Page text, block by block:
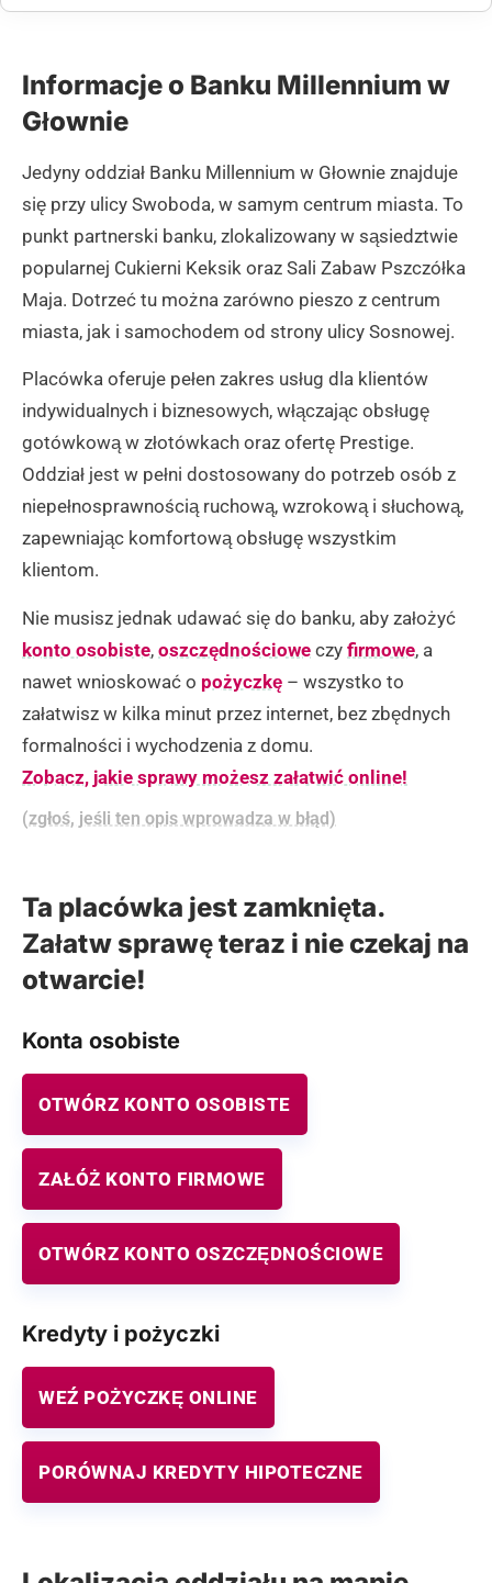
Informacje o Banku Millennium w
Głownie
Jedyny oddział Banku Millennium w Głownie znajduje
się przy ulicy Swoboda, w samym centrum miasta. To
punkt partnerski banku, zlokalizowany w sąsiedztwie
popularnej Cukierni Keksik oraz Sali Zabaw Pszczółka
Maja. Dotrzeć tu można zarówno pieszo z centrum
miasta, jak i samochodem od strony ulicy Sosnowej.
Placówka oferuje pełen zakres usług dla klientów
indywidualnych i biznesowych, włączając obsługę
gotówkową w złotówkach oraz ofertę Prestige.
Oddział jest w pełni dostosowany do potrzeb osób z
niepełnosprawnością ruchową, wzrokową i słuchową,
zapewniając komfortową obsługę wszystkim
klientom.
Nie musisz jednak udawać się do banku, aby założyć
konto osobiste, oszczędnościowe czy firmowe, a
nawet wnioskować o pożyczkę – wszystko to
załatwisz w kilka minut przez internet, bez zbędnych
formalności i wychodzenia z domu.
Zobacz, jakie sprawy możesz załatwić online!
(zgłoś, jeśli ten opis wprowadza w błąd)
Ta placówka jest zamknięta.
Załatw sprawę teraz i nie czekaj na
otwarcie!
Konta osobiste
OTWÓRZ KONTO OSOBISTE
ZAŁÓŻ KONTO FIRMOWE
OTWÓRZ KONTO OSZCZĘDNOŚCIOWE
Kredyty i pożyczki
WEŹ POŻYCZKĘ ONLINE
PORÓWNAJ KREDYTY HIPOTECZNE